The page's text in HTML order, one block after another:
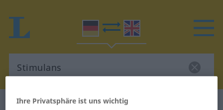
Deutsch-Englisch Wörterbuch
Ihre Privatsphäre ist uns wichtig